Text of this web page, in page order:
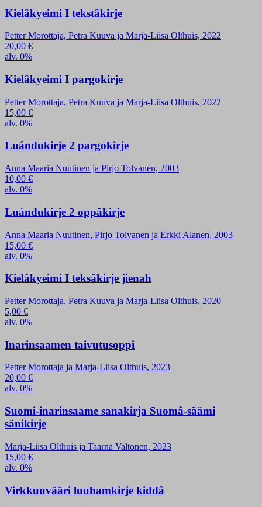
Kielâkyeimi I tekstâkirje
Petter Morottaja, Petra Kuuva ja Marja-Liisa Olthuis, 2022
20,00 €
alv. 0%
Kielâkyeimi I pargokirje
Petter Morottaja, Petra Kuuva ja Marja-Liisa Olthuis, 2022
15,00 €
alv. 0%
Luándukirje 2 pargokirje
Anna Maaria Nuutinen ja Pirjo Tolvanen, 2003
10,00 €
alv. 0%
Luándukirje 2 oppâkirje
Anna Maaria Nuutinen, Pirjo Tolvanen ja Erkki Alanen, 2003
15,00 €
alv. 0%
Kielâkyeimi I teksâkirje jienah
Petter Morottaja, Petra Kuuva ja Marja-Liisa Olthuis, 2020
5,00 €
alv. 0%
Inarinsaamen taivutusoppi
Petter Morottaja ja Marja-Liisa Olthuis, 2023
20,00 €
alv. 0%
Suomi-inarinsaame sanakirja Suomâ-säämi
sänikirje
Marja-Liisa Olthuis ja Taarna Valtonen, 2023
15,00 €
alv. 0%
Virkkuuvääri luuhamkirje kiđđâ